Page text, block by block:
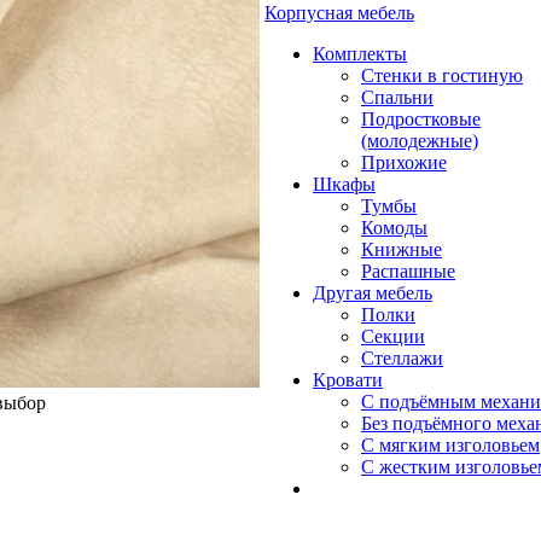
Корпусная мебель
Комплекты
Стенки в гостиную
Спальни
Подростковые
(молодежные)
Прихожие
Шкафы
Тумбы
Комоды
Книжные
Распашные
Другая мебель
Полки
Секции
Стеллажи
Кровати
С подъёмным
Без подъёмного
С мягким изголовьем
С жестким